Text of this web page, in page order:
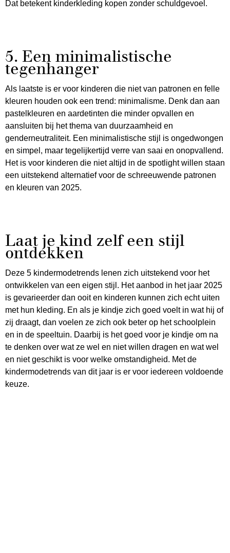
Dat betekent kinderkleding kopen zonder schuldgevoel.
5. Een minimalistische
tegenhanger
Als laatste is er voor kinderen die niet van patronen en felle
kleuren houden ook een trend: minimalisme. Denk dan aan
pastelkleuren en aardetinten die minder opvallen en
aansluiten bij het thema van duurzaamheid en
genderneutraliteit. Een minimalistische stijl is ongedwongen
en simpel, maar tegelijkertijd verre van saai en onopvallend.
Het is voor kinderen die niet altijd in de spotlight willen staan
een uitstekend alternatief voor de schreeuwende patronen
en kleuren van 2025.
Laat je kind zelf een stijl
ontdekken
Deze 5 kindermodetrends lenen zich uitstekend voor het
ontwikkelen van een eigen stijl. Het aanbod in het jaar 2025
is gevarieerder dan ooit en kinderen kunnen zich echt uiten
met hun kleding. En als je kindje zich goed voelt in wat hij of
zij draagt, dan voelen ze zich ook beter op het schoolplein
en in de speeltuin. Daarbij is het goed voor je kindje om na
te denken over wat ze wel en niet willen dragen en wat wel
en niet geschikt is voor welke omstandigheid. Met de
kindermodetrends van dit jaar is er voor iedereen voldoende
keuze.